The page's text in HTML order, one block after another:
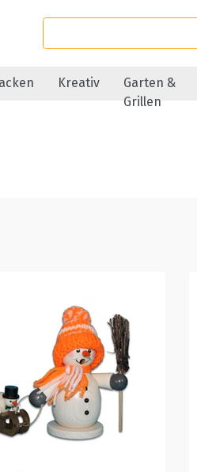
Kreativ
Garten &
Grillen